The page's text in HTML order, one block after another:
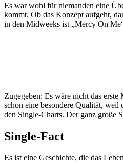
Es war wohl für niemanden eine
kommt. Ob das Konzept aufgeht,
in den Midweeks ist „Mercy On
Zugegeben: Es wäre nicht das
schon eine besondere Qualität, weil
den Single-Charts. Der ganz große
Single-Fact
Es ist eine Geschichte, die das